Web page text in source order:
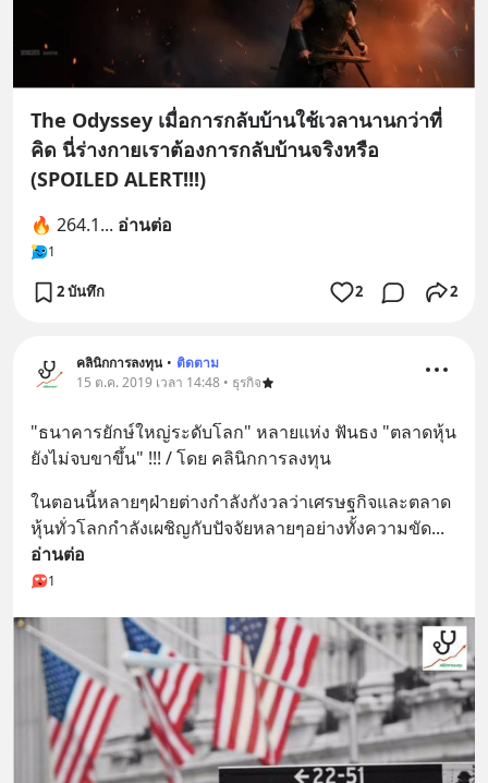
The Odyssey เมื่อการกลับบ้านใช้เวลานานกว่าที่
คิด นี่ร่างกายเราต้องการกลับบ้านจริงหรือ
(SPOILED ALERT!!!)
🔥 264.1... อ่านต่อ
1
2 บันทึก 2 2
คลินิกการลงทุน • ติดตาม
15 ต.ค. 2019 เวลา 14:48 • ธุรกิจ
"ธนาคารยักษ์ใหญ่ระดับโลก" หลายแห่ง ฟันธง "ตลาดหุ้น
ยังไม่จบขาขึ้น" !!! / โดย คลินิกการลงทุน
ในตอนนี้หลายๆฝ่ายต่างกำลังกังวลว่าเศรษฐกิจและตลาด
หุ้นทั่วโลกกำลังเผชิญกับปัจจัยหลายๆอย่างทั้งความขัด
อ่านต่อ
1